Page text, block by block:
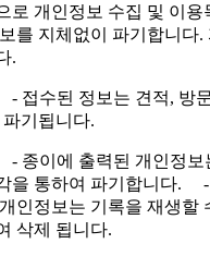
로 개인정보 수집 및 이용
를 지체없이 파기합니다
.
- 접수된 정보는 견적, 방
기됩니다.
- 종이에 출력된 개인정보
을 통하여 파기합니다. -
인정보는 기록을 재생할
삭제 됩니다.